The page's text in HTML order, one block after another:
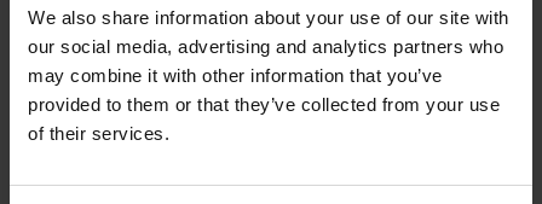
We also share information about your use of our site with
our social media, advertising and analytics partners who
may combine it with other information that you’ve
provided to them or that they’ve collected from your use
of their services.
No cable 24cm bærbar No cable 16cm bærbar